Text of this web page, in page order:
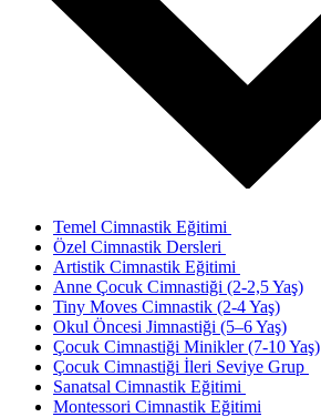
Temel Cimnastik Eğitimi
Özel Cimnastik Dersleri
Artistik Cimnastik Eğitimi
Anne Çocuk Cimnastiği (2-2,5 Yaş)
Tiny Moves Cimnastik (2-4 Yaş)
Okul Öncesi Jimnastiği (5–6 Yaş)
Çocuk Cimnastiği Minikler (7-10 Yaş)
Çocuk Cimnastiği İleri Seviye Grup
Sanatsal Cimnastik Eğitimi
Montessori Cimnastik Eğitimi